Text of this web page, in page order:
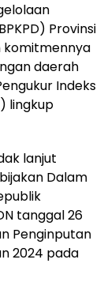
Provinsi
komitmennya
daerah
Indeks
lingkup
lanjut
Dalam
tanggal 26
Penginputan
2024 pada